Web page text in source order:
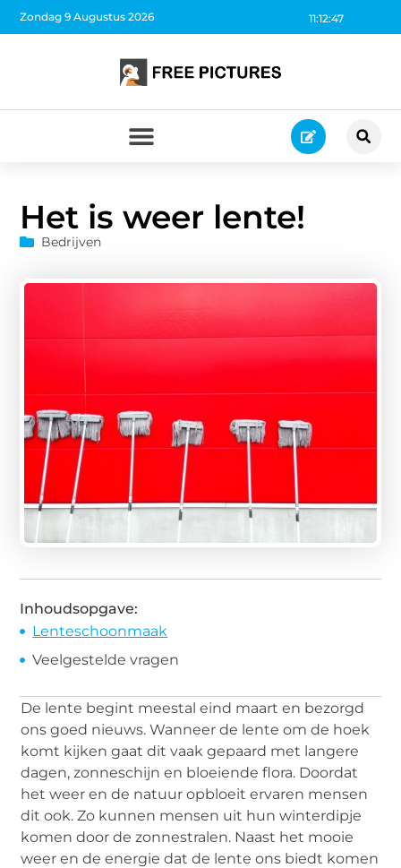
11:12:48
Zondag 9 Augustus 2026
Het is weer lente!
Bedrijven
Inhoudsopgave:
Lenteschoonmaak
Veelgestelde vragen
De lente begint meestal eind maart en bezorgd
ons goed nieuws. Wanneer de lente om de hoek
komt kijken gaat dit vaak gepaard met langere
dagen, zonneschijn en bloeiende flora. Doordat
het weer en de natuur opbloeit ervaren mensen
dit ook. Zo kunnen mensen uit hun winterdipje
komen door de zonnestralen. Naast het mooie
weer en de energie dat de lente ons biedt komen